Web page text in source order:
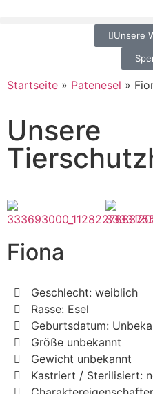
Unsere
Startseite » Patenesel »
Unsere
Fiona
Geschlecht: weiblich
Rasse: Esel
Geburtsdatum:
Größe unbekannt
Gewicht unbekannt
Kastriert / Sterilisiert: